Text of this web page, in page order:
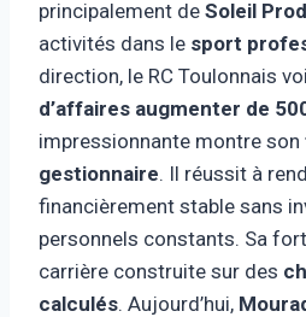
principalement de Soleil
activités dans le sport
direction, le RC Toulonnais
d’affaires augmenter de
impressionnante montre son
gestionnaire. Il réussit à
financièrement stable sans
personnels constants. Sa
carrière construite sur des
calculés. Aujourd’hui,